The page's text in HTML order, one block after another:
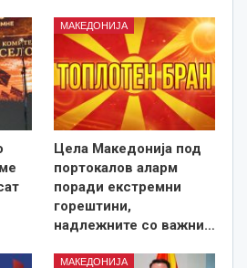
МАКЕДОНИЈА
Цела Македонија под
портокалов аларм
поради екстремни
горештини,
надлежните со важни…
МАКЕДОНИЈА